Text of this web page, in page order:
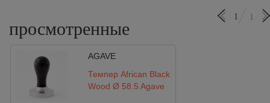
просмотренные
1 1
AGAVE
Темпер African Black
Wood Ø 58.5 Agave